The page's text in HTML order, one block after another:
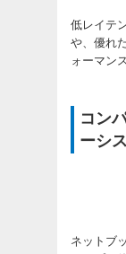
低レイテ
や、優れ
ォーマン
コン
ーシ
ネットブ